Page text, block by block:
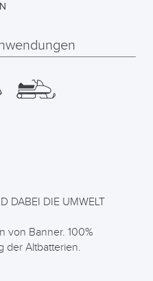
DABEI DIE UMWELT
von Banner. 100%
der Altbatterien.